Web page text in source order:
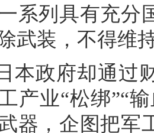
系列具有充分
武装，不得维
本政府却通过
产业“松绑”“
器，企图把军